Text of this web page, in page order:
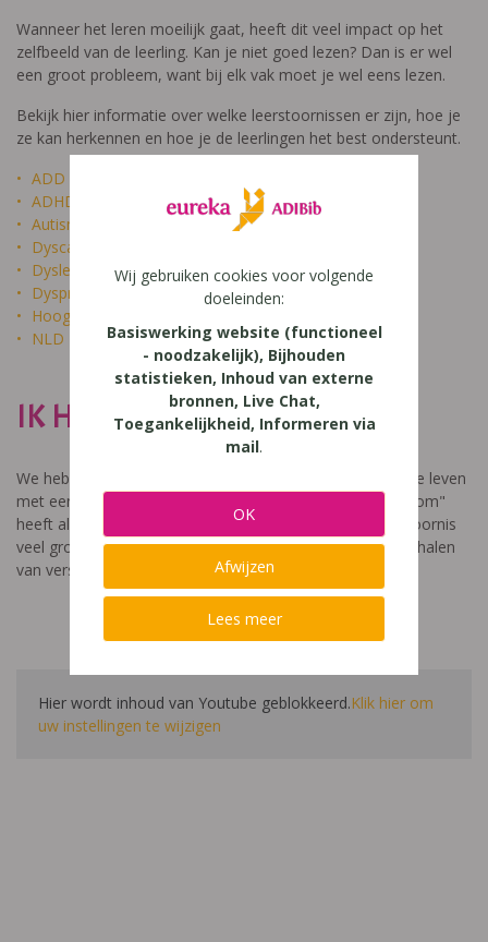
Wanneer het leren moeilijk gaat, heeft dit veel impact op het
zelfbeeld van de leerling. Kan je niet goed lezen? Dan is er wel
een groot probleem, want bij elk vak moet je wel eens lezen.
Bekijk hier informatie over welke leerstoornissen er zijn, hoe je
ze kan herkennen en hoe je de leerlingen het best ondersteunt.
ADD
ADHD
Autisme
Dyscalculie
Dyslexie
Dyspraxie
Hoogbegaafdheid
NLD
IK HEET NIET DOM
We hebben een video gemaakt die toont hoe het is om te leven
met een leerstoornis. De film met als titel: "Ik heet niet dom"
heeft als doel aan te tonen dat de impact van een leerstoornis
veel groter is dan enkel wat je ziet in de klas. Je hoort verhalen
van verschillende leerlingen en ouders.
Hier wordt inhoud van Youtube geblokkeerd.Klik hier om
uw instellingen te wijzigen
Wij gebruiken cookies voor volgende
doeleinden:
Basiswerking website (functioneel
- noodzakelijk), Bijhouden
statistieken, Inhoud van externe
bronnen, Live Chat,
Toegankelijkheid, Informeren via
mail.
OK
Afwijzen
Lees meer